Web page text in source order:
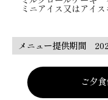
ミニアイス又はアイ
メニュー提供期間
ご夕